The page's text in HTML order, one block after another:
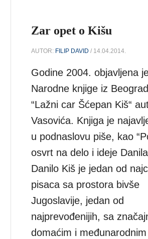
Zar opet o Kišu
AUTOR: FILIP DAVID / 14.04.2014.
Godine 2004. objavljena
Narodne knjige iz
“Lažni car Šćepan Kiš“
Vasovića. Knjiga je
u podnaslovu piše, kao
osvrt na delo i ideje
Danilo Kiš je jedan od
pisaca sa prostora bivše
Jugoslavije, jedan od
najprevođenijih, sa
domaćim i međunarodnim